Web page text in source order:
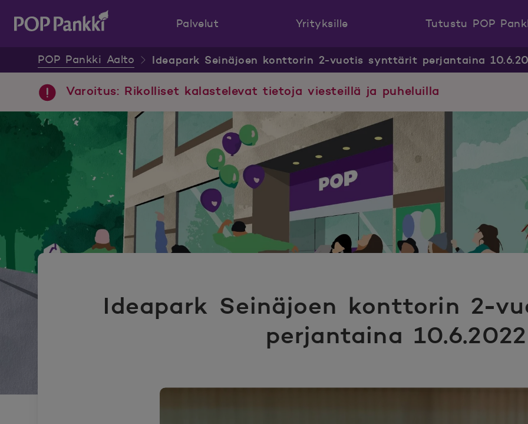
Palvelut Yrityksille Tutustu POP
POP Pankki Aalto Ideapark Seinäjoen konttorin 2-vuotis synttärit perjantaina
Varoitus: Rikolliset kalastelevat tietoja viesteillä ja puheluilla
Ideapark Seinäjoen konttorin 2-
perjantaina 10.6.2022